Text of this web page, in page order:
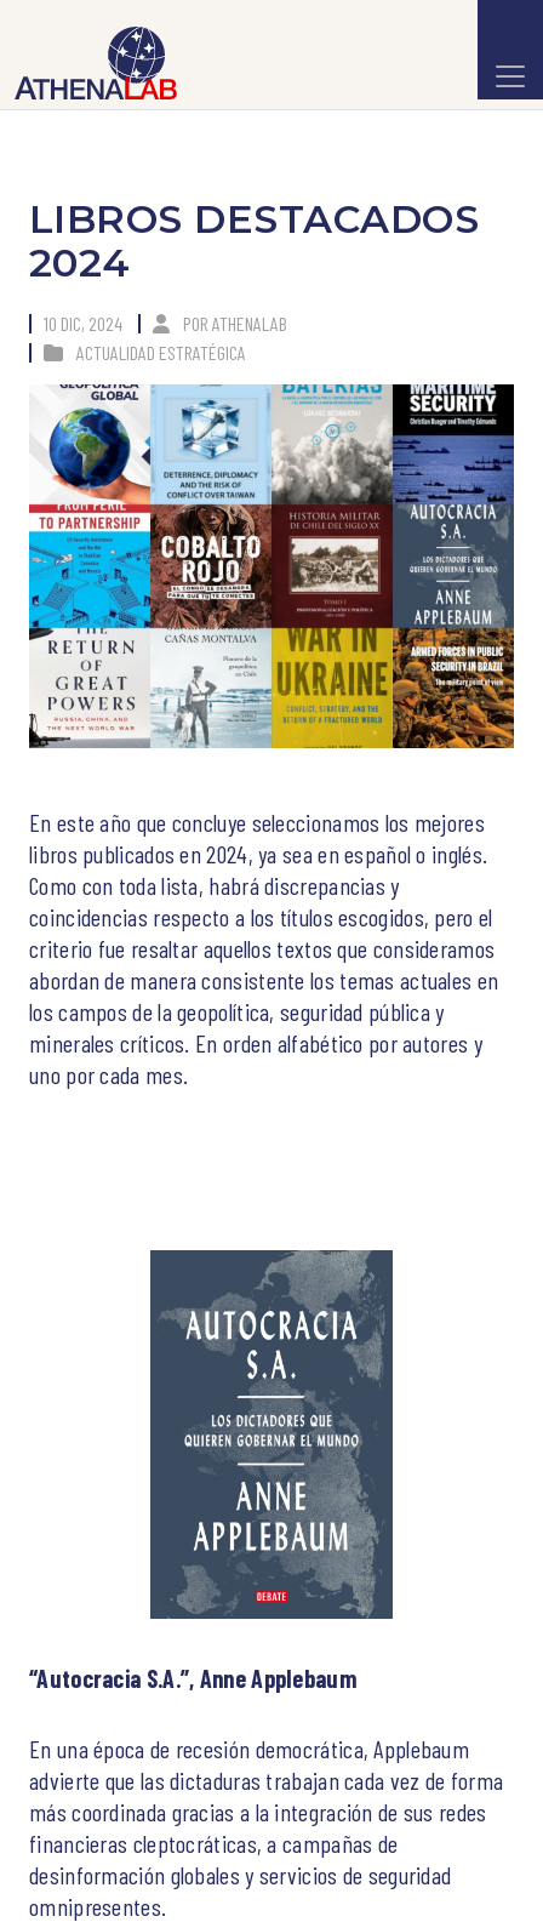
LIBROS DESTACADOS
2024
10 DIC, 2024 POR ATHENALAB
ACTUALIDAD ESTRATÉGICA
En este año que concluye seleccionamos los mejores
libros publicados en 2024, ya sea en español o inglés.
Como con toda lista, habrá discrepancias y
coincidencias respecto a los títulos escogidos, pero el
criterio fue resaltar aquellos textos que consideramos
abordan de manera consistente los temas actuales en
los campos de la geopolítica, seguridad pública y
minerales críticos. En orden alfabético por autores y
uno por cada mes.
“Autocracia S.A.”, Anne Applebaum
En una época de recesión democrática, Applebaum
advierte que las dictaduras trabajan cada vez de forma
más coordinada gracias a la integración de sus redes
financieras cleptocráticas, a campañas de
desinformación globales y servicios de seguridad
omnipresentes.